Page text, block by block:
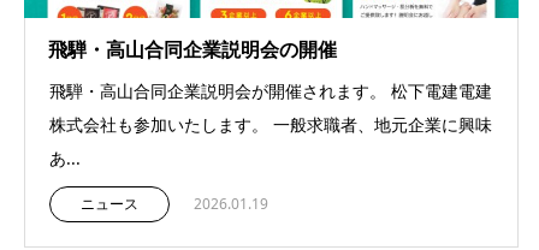
飛騨・高山合同企業説明会の開催
飛騨・高山合同企業説明会が開催されます。 松下電建電建
株式会社も参加いたします。 一般求職者、地元企業に興味
あ...
ニュース 2026.01.19